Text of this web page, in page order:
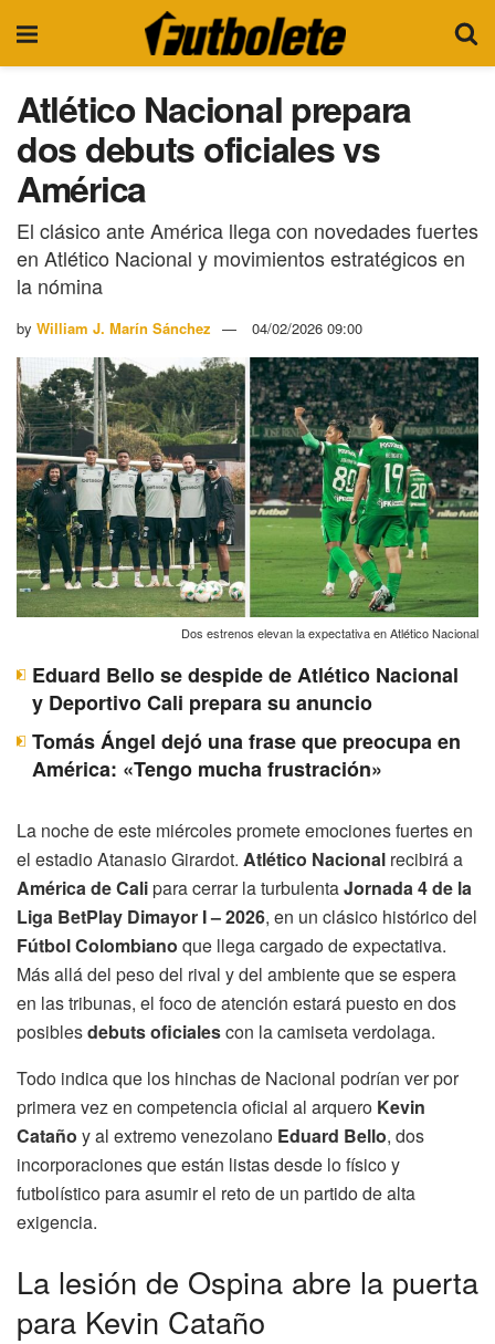
Atlético Nacional prepara
dos debuts oficiales vs
América
El clásico ante América llega con novedades fuertes
en Atlético Nacional y movimientos estratégicos en
la nómina
by William J. Marín Sánchez 04/02/2026 09:00
Dos estrenos elevan la expectativa en Atlético Nacional
Eduard Bello se despide de Atlético Nacional
y Deportivo Cali prepara su anuncio
Tomás Ángel dejó una frase que preocupa en
América: «Tengo mucha frustración»
La noche de este miércoles promete emociones fuertes en
el estadio Atanasio Girardot. Atlético Nacional recibirá a
América de Calipara cerrar la turbulentaJornada 4 de la
Liga BetPlay Dimayor I – 2026, en un clásico histórico del
Fútbol Colombiano que llega cargado de expectativa.
Más allá del peso del rival y del ambiente que se espera
en las tribunas, el foco de atención estará puesto en dos
posiblesdebuts oficialescon la camiseta verdolaga.
Todo indica que los hinchas de Nacional podrían ver por
primera vez en competencia oficial al arquero Kevin
Cataño y al extremo venezolano Eduard Bello, dos
incorporaciones que están listas desde lo físico y
futbolístico para asumir el reto de un partido de alta
exigencia.
La lesión de Ospina abre la puerta
para Kevin Cataño